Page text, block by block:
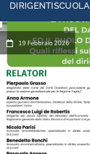
DIRIGENTISCUOLA
19 Febbraio 2026